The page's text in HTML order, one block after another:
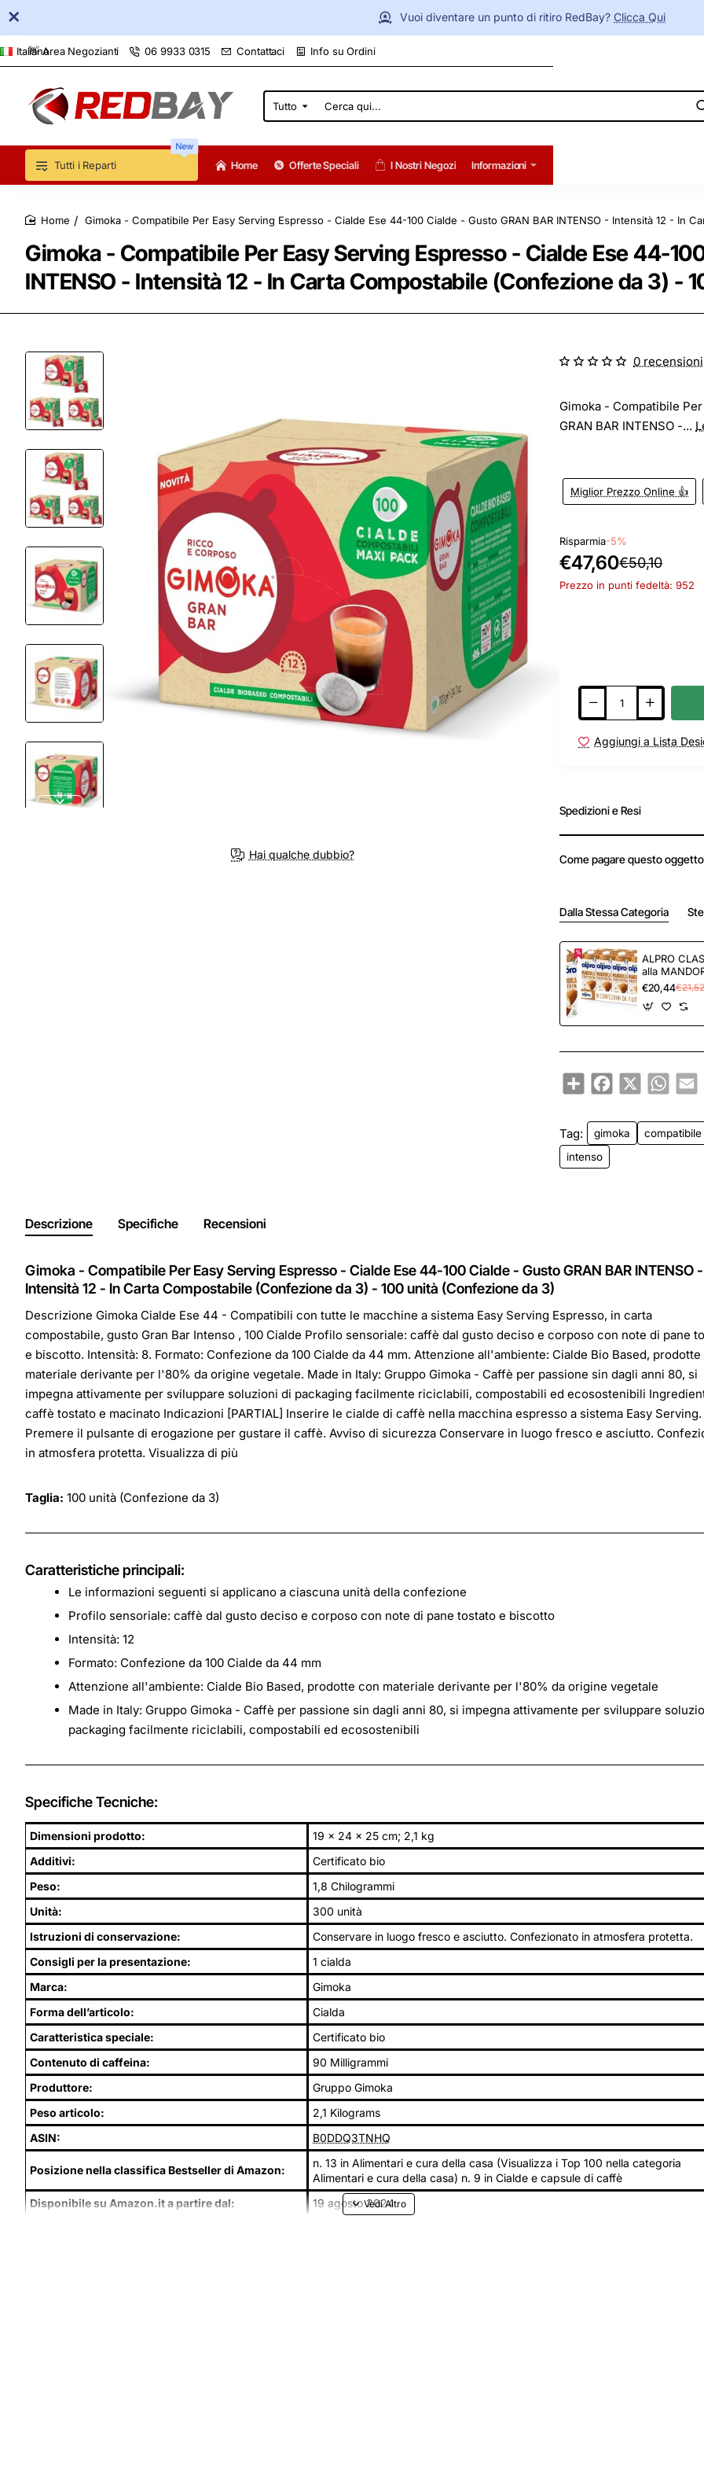
Vuoi diventare un punto di ritiro RedBay? Clicca Qui
👋 Area Negozianti 06 9933 0315 Contattaci Info su Ordini
Italiano
Tutto
Cerca
qui...
Tutti i Reparti
New
Home Offerte Speciali I Nostri Negozi Informazioni
Gimoka - Compatibile Per Easy Serving Espresso - Cialde Ese 44-
INTENSO - Intensità 12 - In Carta Compostabile (Confezione da 3) -
Gimoka - Compatibile Per Easy Serving Espresso - Cialde Ese 44-100 Cialde - Gusto GRAN BAR INTENSO - Intensità 12 - In
Hai qualche dubbio?
Gimoka - Compatibile
GRAN BAR INTENSO -...
Miglior Prezzo Online 👍
0 recensioni
Risparmia-5%
€47,60€50,10
Prezzo in punti fedeltà: 952
Aggiungi a Lista
Spedizioni e Resi
Come pagare questo oggetto
Dalla Stessa Categoria
ALPRO
alla
vegetale
B12 e D2, E
Litro)
€20,44€21,52
ShareFacebook
X
Tag: gimoka compatibile
intenso
Descrizione Specifiche Recensioni
Gimoka - Compatibile Per Easy Serving Espresso - Cialde Ese 44-100 Cialde - Gusto GRAN BAR INTENSO -
Intensità 12 - In Carta Compostabile (Confezione da 3) - 100 unità (Confezione da 3)
Descrizione Gimoka Cialde Ese 44 - Compatibili con tutte le macchine a sistema Easy Serving Espresso, in carta
compostabile, gusto Gran Bar Intenso , 100 Cialde Profilo sensoriale: caffè dal gusto deciso e corposo con note di pane
e biscotto. Intensità: 8. Formato: Confezione da 100 Cialde da 44 mm. Attenzione all'ambiente: Cialde Bio Based, prodotte
materiale derivante per l'80% da origine vegetale. Made in Italy: Gruppo Gimoka - Caffè per passione sin dagli anni 80, si
impegna attivamente per sviluppare soluzioni di packaging facilmente riciclabili, compostabili ed ecosostenibili
caffè tostato e macinato Indicazioni [PARTIAL] Inserire le cialde di caffè nella macchina espresso a sistema Easy Serving.
Premere il pulsante di erogazione per gustare il caffè. Avviso di sicurezza Conservare in luogo fresco e asciutto.
in atmosfera protetta. Visualizza di più
Taglia: 100 unità (Confezione da 3)
Caratteristiche principali:
Le informazioni seguenti si applicano a ciascuna unità della confezione
Profilo sensoriale: caffè dal gusto deciso e corposo con note di pane tostato e biscotto
Intensità: 12
Formato: Confezione da 100 Cialde da 44 mm
Attenzione all'ambiente: Cialde Bio Based, prodotte con materiale derivante per l'80% da origine vegetale
Made in Italy: Gruppo Gimoka - Caffè per passione sin dagli anni 80, si impegna attivamente per sviluppare
packaging facilmente riciclabili, compostabili ed ecosostenibili
Specifiche Tecniche:
Dimensioni prodotto:
19 x 24 x 25 cm; 2,1 kg
Additivi:
Certificato bio
Peso:
1,8 Chilogrammi
Unità:
300 unità
Istruzioni di conservazione:
Conservare in luogo fresco e asciutto. Confezionato in atmosfera protetta.
Consigli per la presentazione:
1 cialda
Marca:
Gimoka
Forma dell’articolo:
Cialda
Caratteristica speciale:
Certificato bio
Contenuto di caffeina:
90 Milligrammi
Produttore:
Gruppo Gimoka
Peso articolo:
2,1 Kilograms
ASIN:
B0DDQ3TNHQ
Posizione nella classifica Bestseller di Amazon:
n. 13 in Alimentari e cura della casa (Visualizza i Top 100 nella categoria
Alimentari e cura della casa) n. 9 in Cialde e capsule di caffè
Disponibile su Amazon.it a partire dal:
19 agosto 2024